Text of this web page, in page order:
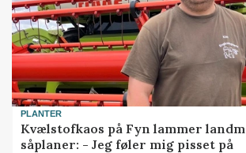
PLANTER
Kvælstofkaos på Fyn lammer
såplaner: - Jeg føler mig pisset på